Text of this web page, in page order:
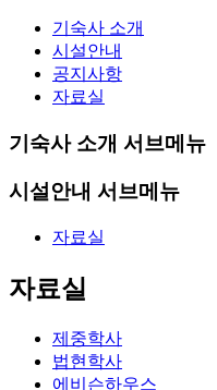
기숙사 소개
시설안내
공지사항
자료실
기숙사 소개 서브메뉴
시설안내 서브메뉴
자료실
자료실
제중학사
법현학사
에비슨하우스